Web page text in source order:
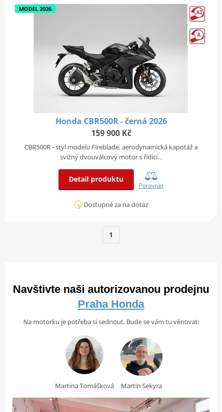
MODEL 2026
Honda CBR500R - černá 2026
159 900 Kč
CBR500R - styl modelu Fireblade, aerodynamická kapotáž a
svižný dvouválcový motor s řídicí…
Detail produktu
Porovnat
Dostupné za na dotaz
1
Navštivte naši autorizovanou prodejnu
Praha Honda
Na motorku je potřeba si sednout. Bude se vám tu věnovat:
Martina Tomášková Martin Sekyra